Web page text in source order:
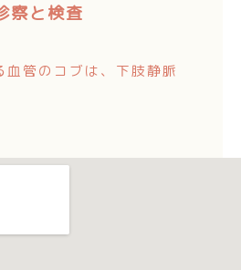
察と検査
血管のコブは、下肢静脈